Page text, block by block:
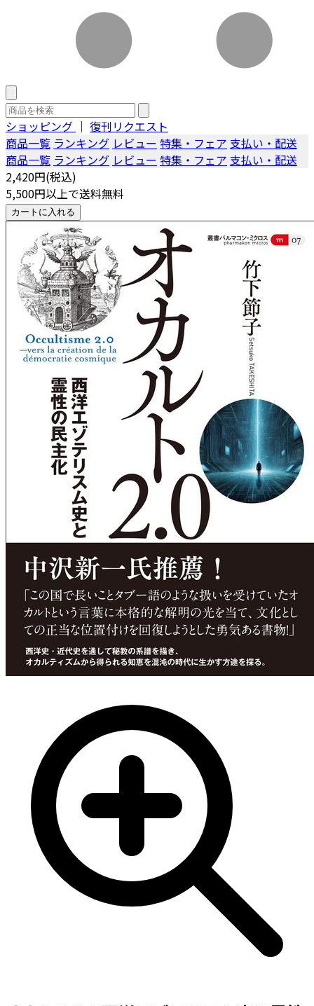
ショッピング ｜ 復刊リクエスト
商品一覧 ランキング レビュー 特集・フェア 支払い・配送
商品一覧 ランキング レビュー 特集・フェア 支払い・配送
2,420円(税込)
5,500円以上で送料無料
カートに入れる